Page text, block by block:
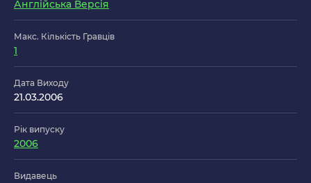
Англійська Версія
Макс. Кількість Гравців
1
Дата Виходу
21.03.2006
Рік випуску
2006
Видавець